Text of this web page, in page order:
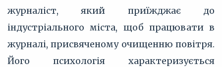
журналіст, який приїжджає до
індустріального міста, щоб працювати в
журналі, присвяченому очищенню повітря.
Його психологія характеризується